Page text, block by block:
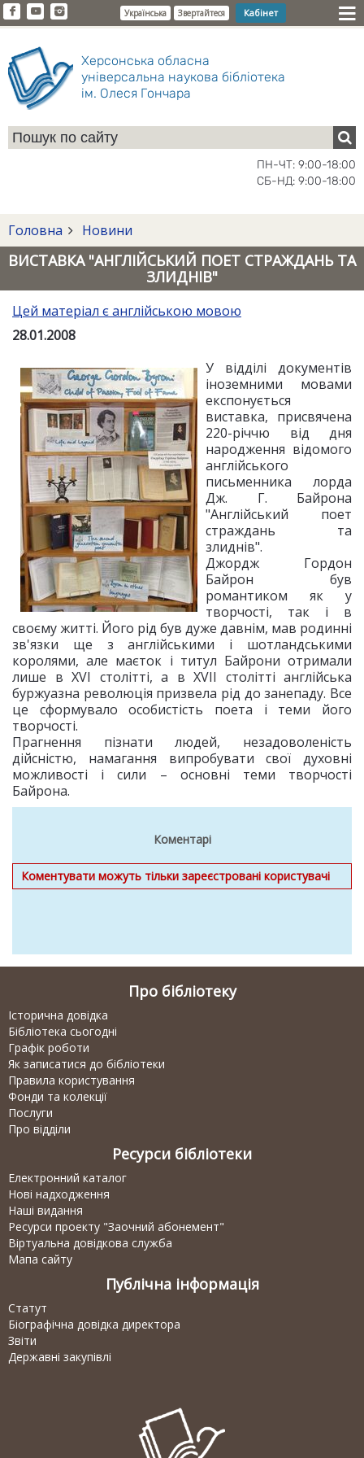
Українська Звертайтеся Кабінет
Херсонська обласна
універсальна наукова бібліотека
ім. Олеся Гончара
ПН-ЧТ: 9:00-18:00
СБ-НД: 9:00-18:00
Головна Новини
ВИСТАВКА "АНГЛІЙСЬКИЙ ПОЕТ СТРАЖДАНЬ ТА
ЗЛИДНІВ"
Цей матеріал є англійською мовою
28.01.2008
У відділі документів
іноземними мовами
експонується
виставка, присвячена
220-річчю від дня
народження відомого
англійського
письменника лорда
Дж. Г. Байрона
"Англійський поет
страждань та
злиднів".
Джордж Гордон
Байрон був
романтиком як у
творчостi, так i в
своєму життi. Його рiд був дуже давнiм, мав родиннi
зв'язки ще з англiйськими i шотландськими
королями, але маєток i титул Байрони отримали
лише в XVI столiттi, а в XVII столiттi англiйська
буржуазна революцiя призвела рiд до занепаду. Все
це сформувало особистiсть поета i теми його
творчостi.
Прагнення пiзнати людей, незадоволенiсть
дiйснiстю, намагання випробувати свої духовнi
можливостi i сили – основні теми творчості
Байрона.
Коментарі
Коментувати можуть тільки зареєстровані користувачі
Про бібліотеку
Історична довідка
Бібліотека сьогодні
Графік роботи
Як записатися до бібліотеки
Правила користування
Фонди та колекції
Послуги
Про відділи
Ресурси бібліотеки
Електронний каталог
Нові надходження
Наші видання
Ресурси проекту "Заочний абонемент"
Віртуальна довідкова служба
Мапа сайту
Публічна інформація
Статут
Біографічна довідка директора
Звіти
Державні закупівлі